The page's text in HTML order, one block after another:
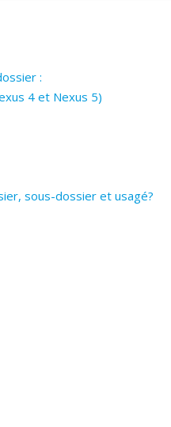
:
4 et Nexus 5)
sous-dossier et usagé?